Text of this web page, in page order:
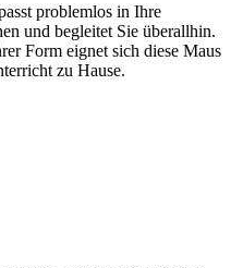
problemlos in Ihre
und begleitet Sie überallhin.
Form eignet sich diese Maus
zu Hause.